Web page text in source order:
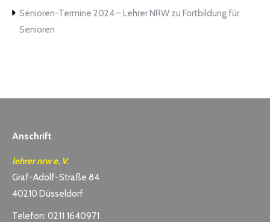
Senioren-Termine 2024 – Lehrer NRW zu Fortbildung für
Senioren
Anschrift
lehrer nrw e. V.
Graf-Adolf-Straße 84
40210 Düsseldorf
Telefon: 0211 1640971